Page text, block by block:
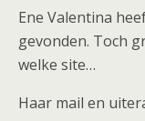
Ene Valentina
gevonden. Toch
welke site…
Haar mail en